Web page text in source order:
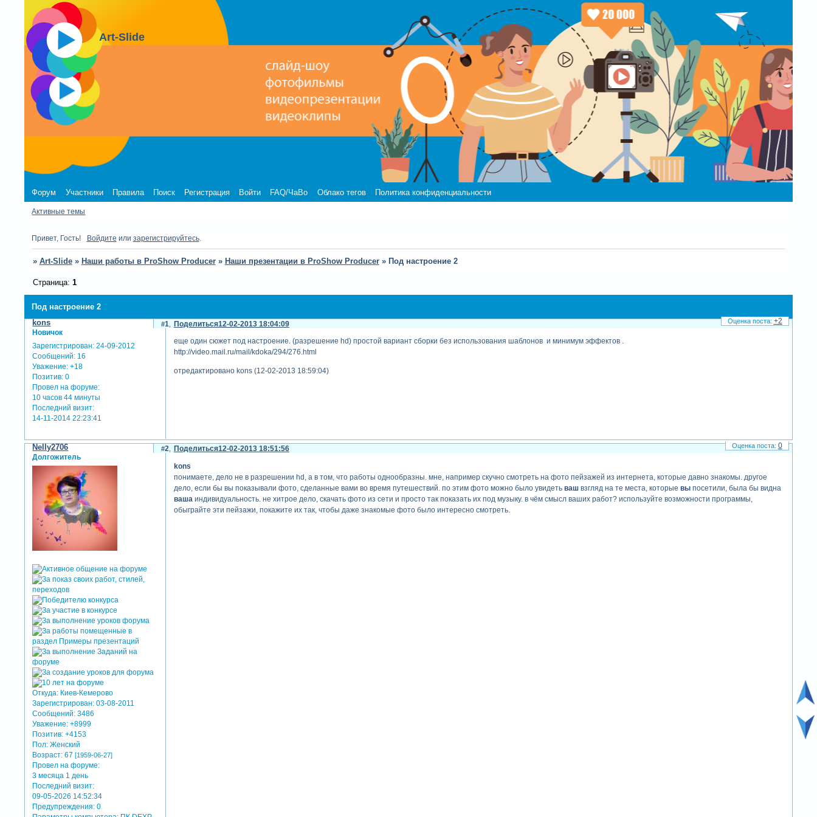
Art-Slide
Форум Участники Правила Поиск Регистрация Войти FAQ/ЧаВо Облако тегов Политика конфиденциальности
Активные темы
Привет, Гость! Войдите или зарегистрируйтесь.
» Art-Slide » Наши работы в ProShow Producer » Наши презентации в ProShow Producer » Под настроение 2
Под настроение 2
Страница: 1
Поделиться
1 12-02-2013 18:04:09
kons
Новичок
Зарегистрирован: 24-09-2012
Сообщений: 16
Уважение: +18
Позитив: 0
Провел на форуме:
10 часов 44 минуты
Последний визит:
14-11-2014 22:23:41
еще один сюжет под настроение. (разрешение hd) простой вариант сборки без использования шаблонов и минимум эффектов .
http://video.mail.ru/mail/kdoka/294/276.html
отредактировано kons (12-02-2013 18:59:04)
+2
Поделиться
2 12-02-2013 18:51:56
Nelly2706
Долгожитель
Откуда: Киев-Кемерово
Зарегистрирован: 03-08-2011
Сообщений: 3486
Уважение: +8999
Позитив: +4153
Пол: Женский
Возраст: 67[1959-06-27]
Провел на форуме:
3 месяца 1 день
Последний визит:
09-05-2026 14:52:34
Предупреждения: 0
kons
понимаете, дело не в разрешении hd, а в том, что работы однообразны. мне, например скучно смотреть на фото пейзажей из интернета, которые давно знакомы. другое
дело, если бы вы показывали фото, сделанные вами во время путешествий. по этим фото можно было увидеть вашвзгляд на те места, которые выпосетили, была бы видна
ваша индивидуальность. не хитрое дело, скачать фото из сети и просто так показать их под музыку. в чём смысл ваших работ? используйте возможности программы,
обыграйте эти пейзажи, покажите их так, чтобы даже знакомые фото было интересно смотреть.
0